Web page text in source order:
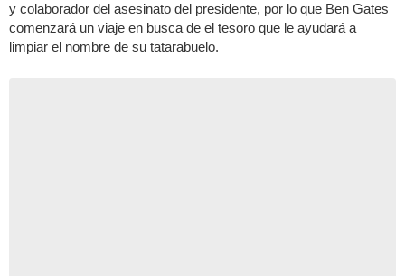
y colaborador del asesinato del presidente, por lo que Ben Gates
comenzará un viaje en busca de el tesoro que le ayudará a
limpiar el nombre de su tatarabuelo.